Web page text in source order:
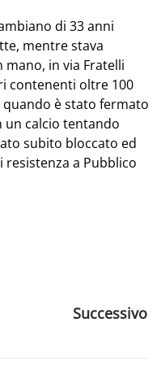
di 33 anni
mentre stava
in via Fratelli
contenenti oltre 100
è stato fermato
un calcio tentando
subito bloccato ed
resistenza a Pubblico
Successivo